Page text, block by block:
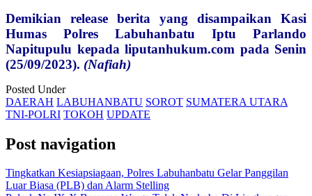
Demikian release berita yang disampaikan Kasi
Humas Polres Labuhanbatu Iptu Parlando
Napitupulu kepada liputanhukum.com pada Senin
(25/09/2023). (Nafiah)
Posted Under
DAERAH LABUHANBATU SOROT SUMATERA UTARA
TNI-POLRI TOKOH UPDATE
Post navigation
Tingkatkan Kesiapsiagaan, Polres Labuhanbatu Gelar Panggilan
Luar Biasa (PLB) dan Alarm Stelling